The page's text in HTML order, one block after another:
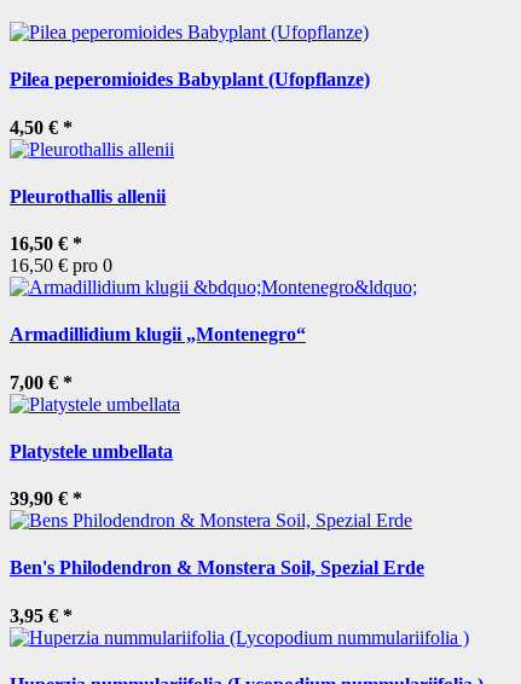
Pilea peperomioides Babyplant (Ufopflanze)
4,50 € *
Pleurothallis allenii
16,50 € *
16,50 € pro 0
Armadillidium klugii „Montenegro“
7,00 € *
Platystele umbellata
39,90 € *
Ben's Philodendron & Monstera Soil, Spezial Erde
3,95 € *